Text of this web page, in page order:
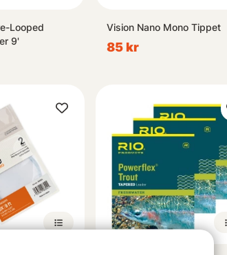
Looped
9'
Vision Nano Mono Tippet
85 kr